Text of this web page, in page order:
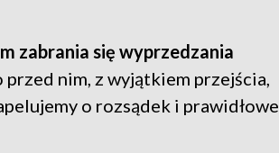
zabrania się wyprzedzania
nim, z wyjątkiem przejścia,
o rozsądek i prawidłowe